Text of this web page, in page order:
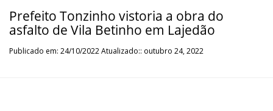
Prefeito Tonzinho vistoria a obra do
asfalto de Vila Betinho em Lajedão
Publicado em: 24/10/2022 Atualizado:: outubro 24, 2022